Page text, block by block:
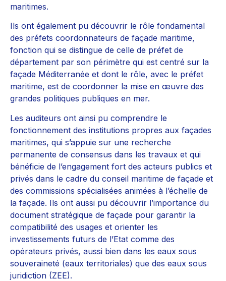
maritimes.
Ils ont également pu découvrir le rôle fondamental
des préfets coordonnateurs de façade maritime,
fonction qui se distingue de celle de préfet de
département par son périmètre qui est centré sur la
façade Méditerranée et dont le rôle, avec le préfet
maritime, est de coordonner la mise en œuvre des
grandes politiques publiques en mer.
Les auditeurs ont ainsi pu comprendre le
fonctionnement des institutions propres aux façades
maritimes, qui s’appuie sur une recherche
permanente de consensus dans les travaux et qui
bénéficie de l’engagement fort des acteurs publics et
privés dans le cadre du conseil maritime de façade et
des commissions spécialisées animées à l’échelle de
la façade. Ils ont aussi pu découvrir l’importance du
document stratégique de façade pour garantir la
compatibilité des usages et orienter les
investissements futurs de l’Etat comme des
opérateurs privés, aussi bien dans les eaux sous
souveraineté (eaux territoriales) que des eaux sous
juridiction (ZEE).